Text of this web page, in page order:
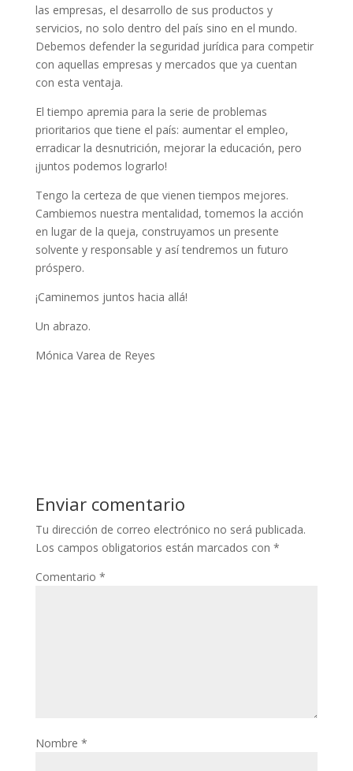
las empresas, el desarrollo de sus productos y
servicios, no solo dentro del país sino en el mundo.
Debemos defender la seguridad jurídica para competir
con aquellas empresas y mercados que ya cuentan
con esta ventaja.
El tiempo apremia para la serie de problemas
prioritarios que tiene el país: aumentar el empleo,
erradicar la desnutrición, mejorar la educación, pero
¡juntos podemos lograrlo!
Tengo la certeza de que vienen tiempos mejores.
Cambiemos nuestra mentalidad, tomemos la acción
en lugar de la queja, construyamos un presente
solvente y responsable y así tendremos un futuro
próspero.
¡Caminemos juntos hacia allá!
Un abrazo.
Mónica Varea de Reyes
Enviar comentario
Tu dirección de correo electrónico no será publicada.
Los campos obligatorios están marcados con *
Comentario *
Nombre *